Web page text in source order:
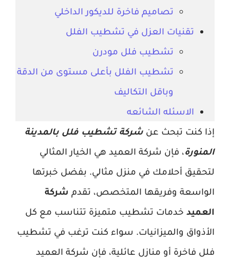
تصاميم فاخرة للديكور الداخلي
تقنيات العزل في تشطيب الفلل
تشطيب فلل مودرن
تشطيب الفلل بأعلى مستوى من الدقة
وباقل التكاليف
الاسئله الشائعه
إذا كنت تبحث عن شركة تشطيب فلل بالمدينة
المنورة، فإن شركة العميد هي الخيار المثالي
لتحقيق أحلامك في منزل مثالي. بفضل خبرتها
الواسعة وفريقها المتخصص، تقدم شركة
العميد خدمات تشطيب متميزة تتناسب مع كل
الأذواق والميزانيات. سواء كنت ترغب في تشطيب
فلل فاخرة أو منازل عائلية، فإن شركة العميد